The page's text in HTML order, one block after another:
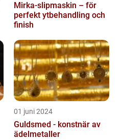
Mirka-slipmaskin – för
perfekt ytbehandling och
finish
01 juni 2024
Guldsmed - konstnär av
ädelmetaller